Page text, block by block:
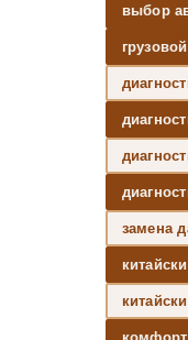
выбор
замена